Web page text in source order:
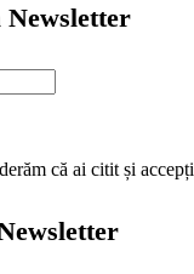
Newsletter
că ai citit și accepți